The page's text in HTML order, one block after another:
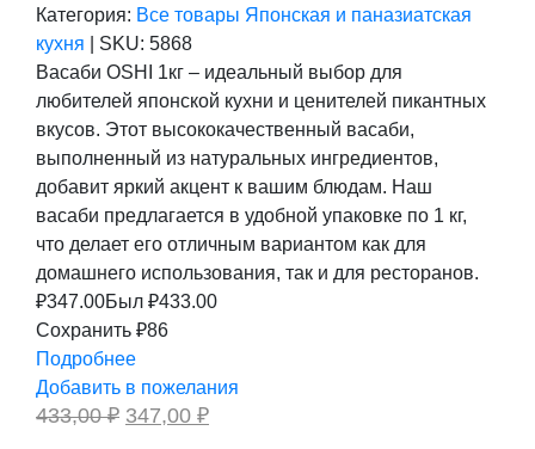
Категория: Все товары Японская и паназиатская
кухня
SKU: 5868
Васаби OSHI 1кг – идеальный выбор для
любителей японской кухни и ценителей пикантных
вкусов. Этот высококачественный васаби,
выполненный из натуральных ингредиентов,
добавит яркий акцент к вашим блюдам. Наш
васаби предлагается в удобной упаковке по 1 кг,
что делает его отличным вариантом как для
домашнего использования, так и для ресторанов.
₽347.00Был ₽433.00
Сохранить ₽86
Подробнее
Добавить в пожелания
433,00₽ Первоначальная
цена
347,00 ₽Текущая
цена: